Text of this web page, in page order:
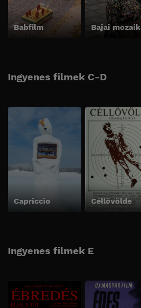
Babfilm Bajai mozaik
Ingyenes filmek C-D
Capriccio Céllövölde
Ingyenes filmek E